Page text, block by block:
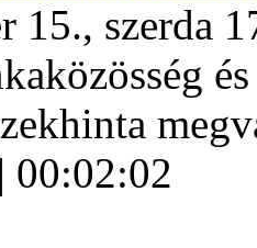
15., szerda
| 00:02:02